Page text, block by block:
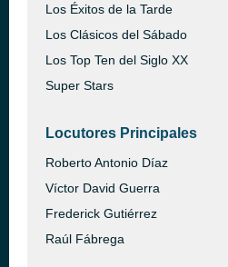
Los Éxitos de la Tarde
Los Clásicos del Sábado
Los Top Ten del Siglo XX
Super Stars
Locutores Principales
Roberto Antonio Díaz
Víctor David Guerra
Frederick Gutiérrez
Raúl Fábrega